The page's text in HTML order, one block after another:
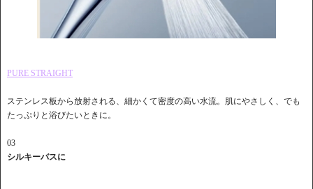
PURE STRAIGHT
ステンレス板から放射される、細かくて密度の高い水流。肌にやさしく、でも
たっぷりと浴びたいときに。
03
シルキーバスに